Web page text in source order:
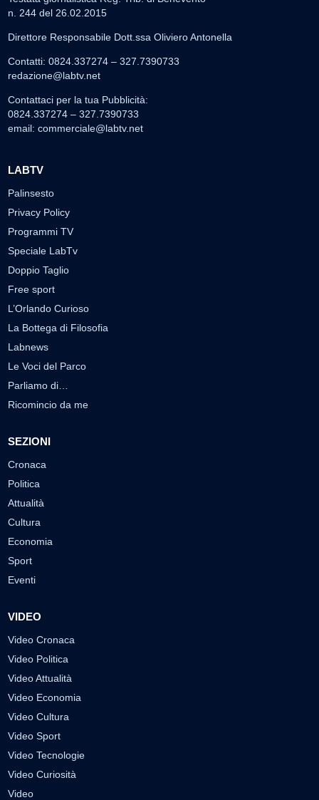
n. 244 del 26.02.2015
Direttore Responsabile Dott.ssa Oliviero Antonella
Contatti: 0824.337274 – 327.7390733
redazione@labtv.net
Contattaci per la tua Pubblicità:
0824.337274 – 327.7390733
email: commerciale@labtv.net
LABTV
Palinsesto
Privacy Policy
Programmi TV
Speciale LabTv
Doppio Taglio
Free sport
L’Orlando Curioso
La Bottega di Filosofia
Labnews
Le Voci del Parco
Parliamo di…
Ricomincio da me
SEZIONI
Cronaca
Politica
Attualità
Cultura
Economia
Sport
Eventi
VIDEO
Video Cronaca
Video Politica
Video Attualità
Video Economia
Video Cultura
Video Sport
Video Tecnologie
Video Curiosità
Video